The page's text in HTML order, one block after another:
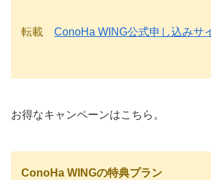
転載 ConoHa WING公式申し込みサ
お得なキャンペーンはこちら。
ConoHa WINGの特典プラン